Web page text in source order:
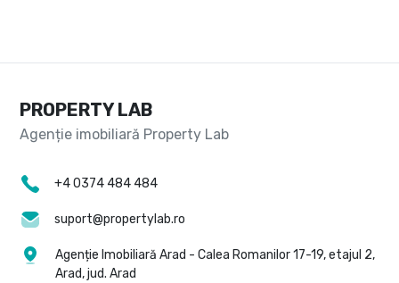
PROPERTY LAB
+4 0374 484 484
suport@propertylab.ro
Agenție Imobiliară Arad - Calea Romanilor 17-19, etajul 2,
Arad, jud. Arad